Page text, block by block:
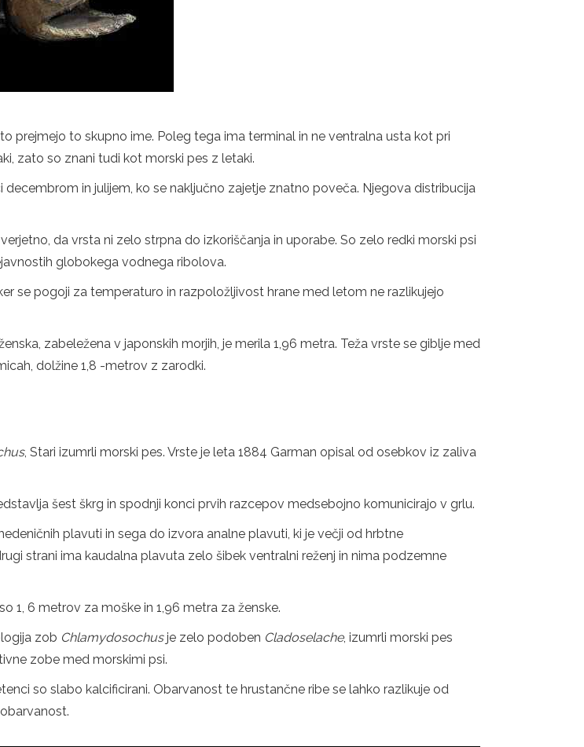
prejmejo to skupno ime. Poleg tega ima terminal in ne ventralna usta kot pri
zato so znani tudi kot morski pes z letaki.
in julijem, ko se naključno zajetje znatno poveča. Njegova distribucija
da vrsta ni zelo strpna do izkoriščanja in uporabe. So zelo redki morski psi
globokega vodnega ribolova.
se pogoji za temperaturo in razpoložljivost hrane med letom ne razlikujejo
zabeležena v japonskih morjih, je merila 1,96 metra. Teža vrste se giblje med
dolžine 1,8 -metrov z zarodki.
, Stari izumrli morski pes. Vrste je leta 1884 Garman opisal od osebkov iz zaliva
šest škrg in spodnji konci prvih razcepov medsebojno komunicirajo v grlu.
plavuti in sega do izvora analne plavuti, ki je večji od hrbtne
strani ima kaudalna plavuta zelo šibek ventralni reženj in nima podzemne
1, 6 metrov za moške in 1,96 metra za ženske.
zob Chlamydosochusje zelo podoben Cladoselache, izumrli morski pes
zobe med morskimi psi.
so slabo kalcificirani. Obarvanost te hrustančne ribe se lahko razlikuje od